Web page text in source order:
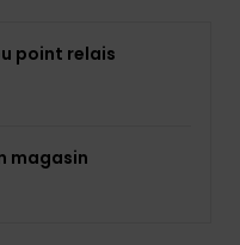
point relais
magasin